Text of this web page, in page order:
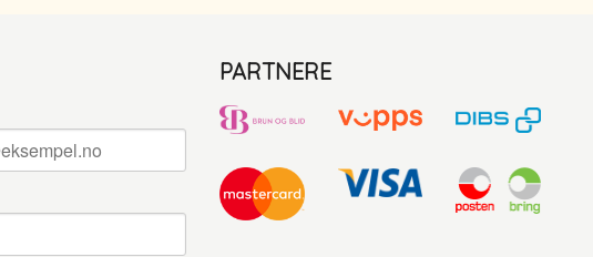
PARTNERE